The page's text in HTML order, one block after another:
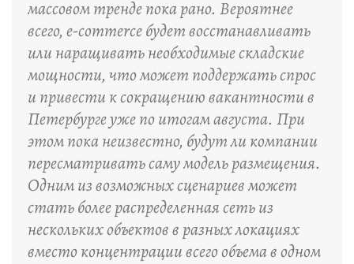
массовом тренде пока рано. Вероятнее
всего, e-commerce будет восстанавливать
или наращивать необходимые складские
мощности, что может поддержать спрос
и привести к сокращению вакантности в
Петербурге уже по итогам августа. При
этом пока неизвестно, будут ли компании
пересматривать саму модель размещения.
Одним из возможных сценариев может
стать более распределенная сеть из
нескольких объектов в разных локациях
вместо концентрации всего объема в одном